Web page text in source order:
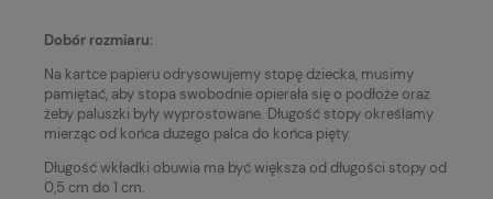
Dobór rozmiaru:
Na kartce papieru odrysowujemy stopę dziecka, musimy
pamiętać, aby stopa swobodnie opierała się o podłoże oraz
żeby paluszki były wyprostowane. Długość stopy określamy
mierząc od końca dużego palca do końca pięty.
Długość wkładki obuwia ma być większa od długości stopy od
0,5 cm do 1 cm.